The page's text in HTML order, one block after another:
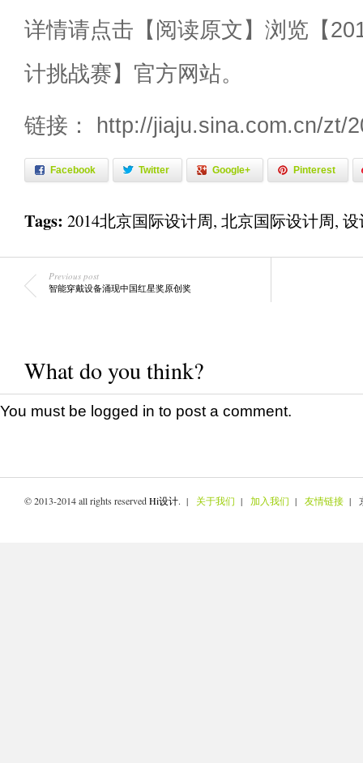
详情请点击【阅读原文】浏览【
计挑战赛】官方网站。
链接： http://jiaju.sina.com.cn/zt/
Facebook Twitter Google+ Pinterest
Tags: 2014北京国际设计周, 北京国际设计周, 设
Previous post
智能穿戴设备涌现中国红星奖原创奖
What do you think?
You must be logged in to post a comment.
© 2013-2014 all rights reservedHi设计. | 关于我们 | 加入我们 | 友情链接 |